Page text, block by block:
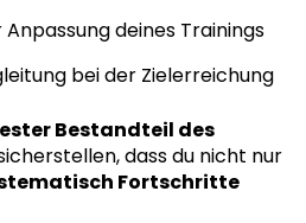
deines Trainings
bei der Zielerreichung
Bestandteil des
dass du nicht nur
Fortschritte